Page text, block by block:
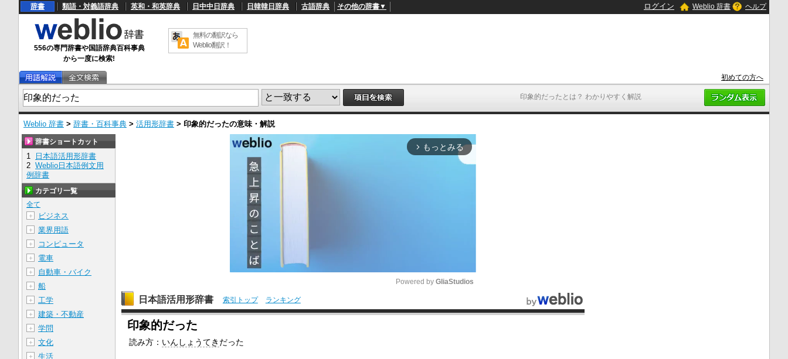
印象的だったとは？ わかりやすく解説
辞書 類語・対義語辞典 英和・和英辞典 日中中日辞典 日韓韓日辞典 古語辞典 その他の辞書▼ ログイン Weblio 辞書 ヘルプ
556の専門辞書や国語辞典百科事典
から一度に検索!
無料の翻訳なら
Weblio翻訳！
初めての方へ
Weblio 辞書 > 辞書・百科事典 > 活用形辞書 > 印象的だったの意味・解説
arrow_forward_ios もっとみる
M
Powered by GliaStudios
日本語活用形辞書 索引トップ ランキング
印象的だった
読み方： いんしょうてき だった
辞書ショートカット
1
日本語活用形辞書
2 Weblio日本語例文用
例辞書
カテゴリ一覧
全て
＋
ビジネス
＋ 業界用語
＋ コンピュータ
＋ 電車
＋ 自動車・バイク
＋ 船
＋ 工学
＋ 建築・不動産
＋ 学問
＋ 文化
＋ 生活